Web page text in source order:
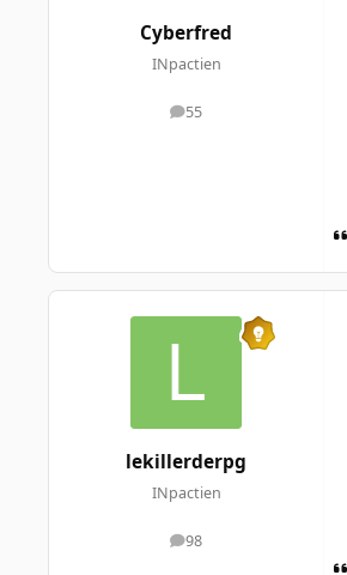
Cyberfred
INpactien
55
messages
lekillerderpg
INpactien
98
messages